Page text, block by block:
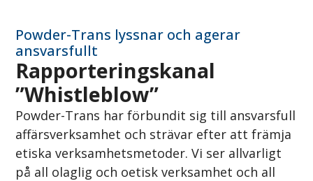
Powder-Trans lyssnar och agerar
ansvarsfullt
Rapporteringskanal
”Whistleblow”
Powder-Trans har förbundit sig till ansvarsfull
affärsverksamhet och strävar efter att främja
etiska verksamhetsmetoder. Vi ser allvarligt
på all olaglig och oetisk verksamhet och all